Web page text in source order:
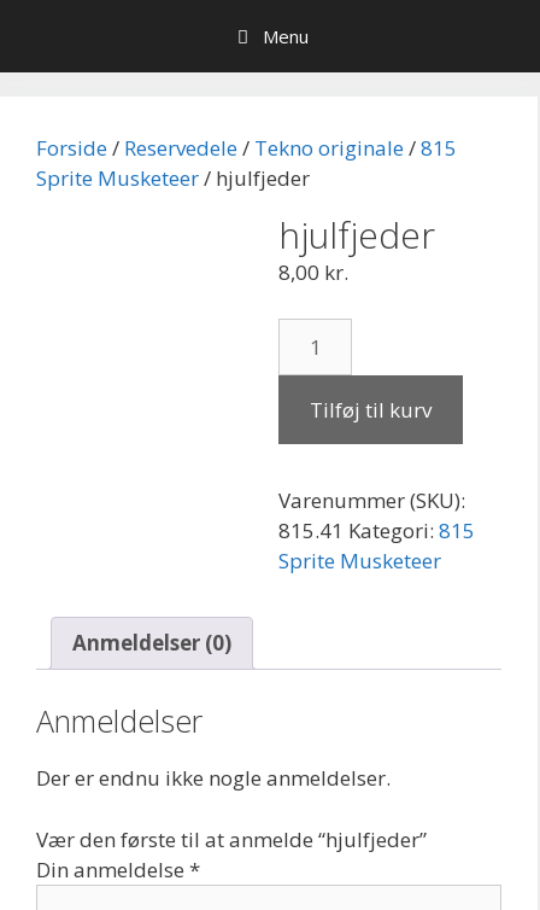
indhold
Menu
Forside/ Reservedele/ Tekno originale/815
Sprite Musketeer/ hjulfjeder
hjulfjeder
8,00 kr.
antal
Tilføj til kurv
Varenummer (SKU):
815.41 Kategori: 815
Sprite Musketeer
Anmeldelser (0)
Anmeldelser
Der er endnu ikke nogle anmeldelser.
Vær den første til at anmelde “hjulfjeder”
Din anmeldelse *